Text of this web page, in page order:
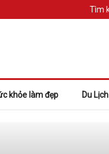
khỏe làm đẹp Du Lịch